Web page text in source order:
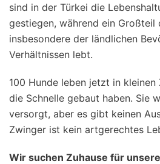
sind in der Türkei die
gestiegen, während ein Großteil
insbesondere der ländlichen
Verhältnissen lebt.
100 Hunde leben jetzt in
die Schnelle gebaut haben. Sie
versorgt, aber es gibt keinen
Zwinger ist kein artgerechtes
Wir suchen Zuhause für